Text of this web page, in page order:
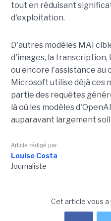
tout en réduisant
d'exploitation.
D'autres modèles MAI
d'images, la transcription,
ou encore l'assistance au
Microsoft utilise déjà ces
partie des requêtes
là où les modèles
auparavant largement
Article rédigé par
Louise Costa
Journaliste
Cet article vous a